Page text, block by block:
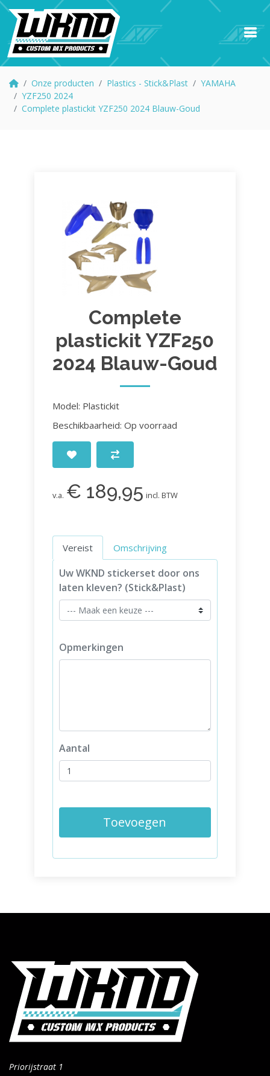
Onze producten Plastics - Stick&Plast
YAMAHA
YZF250 2024
Complete plastickit YZF250 2024 Blauw-Goud
Complete
plastickit YZF250
2024 Blauw-Goud
Model: Plastickit
Beschikbaarheid: Op voorraad
v.a. € 189,95 incl. BTW
Vereist Omschrijving
Uw WKND stickerset door ons
laten kleven? (Stick&Plast)
Opmerkingen
Aantal
Toevoegen
Priorijstraat 1